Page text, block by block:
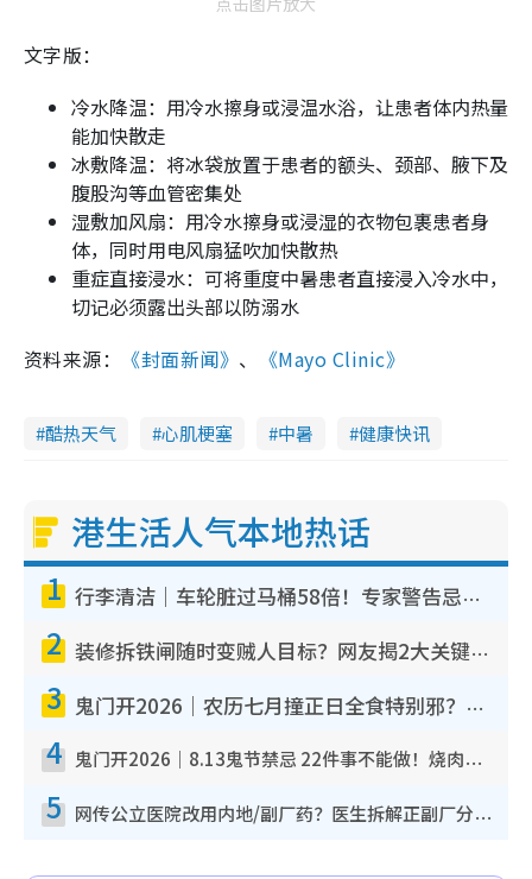
文字版：
冷水降温：用冷水擦身或浸温水浴，让患者体内热量
能加快散走
冰敷降温：将冰袋放置于患者的额头、颈部、腋下及
腹股沟等血管密集处
湿敷加风扇：用冷水擦身或浸湿的衣物包裹患者身
体，同时用电风扇猛吹加快散热
重症直接浸水：可将重度中暑患者直接浸入冷水中，
切记必须露出头部以防溺水
资料来源：
《封面新闻》 、 《Mayo Clinic》
酷热天气 心肌梗塞 中暑 健康快讯
港生活人气本地热话
1 行李清洁｜车轮脏过马桶58倍！专家警告忌用酒精擦 教1招免脏手除菌
2 装修拆铁闸随时变贼人目标？网友揭2大关键用途：装新款等于白装？附新旧铁闸分别
3 鬼门开2026｜农历七月撞正日全食特别邪？专家警告切忌做一事！揭4大禁忌+2招保平安
4 鬼门开2026｜8.13鬼节禁忌 22件事不能做！烧肉、刺身要少食？半夜勿吹口哨/打给个电话
5 网传公立医院改用内地/副厂药？医生拆解正副厂分别，揭4类人换药随时出事